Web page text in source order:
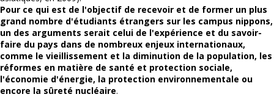
Pour ce qui est de l'objectif de recevoir et de former un plus
grand nombre d'étudiants étrangers sur les campus nippons,
un des arguments serait celui de l'expérience et du savoir-
faire du pays dans de nombreux enjeux internationaux,
comme le vieillissement et la diminution de la population, les
réformes en matière de santé et protection sociale,
l'économie d'énergie, la protection environnementale ou
encore la sûreté nucléaire.